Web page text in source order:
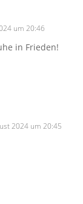
um 20:46
in Frieden!
2024 um 20:45